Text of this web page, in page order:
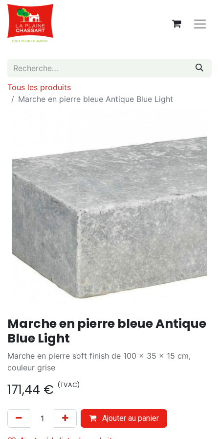
Tous les produits
Marche en pierre bleue Antique Blue Light
Marche en pierre bleue Antique
Blue Light
Marche en pierre soft finish de 100 x 35 x 15 cm,
couleur grise
171,44 € (TVAC)
Ajouter au panier